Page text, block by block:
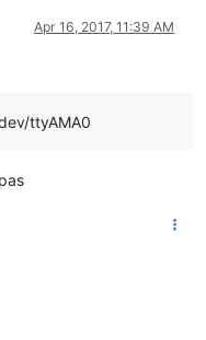
Apr 16, 2017, 11:39 AM
ttyAMA0